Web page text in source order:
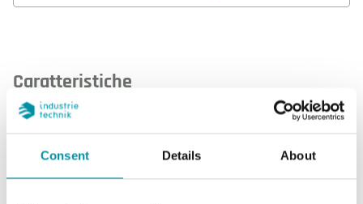
Consent Details About
Caratteristiche